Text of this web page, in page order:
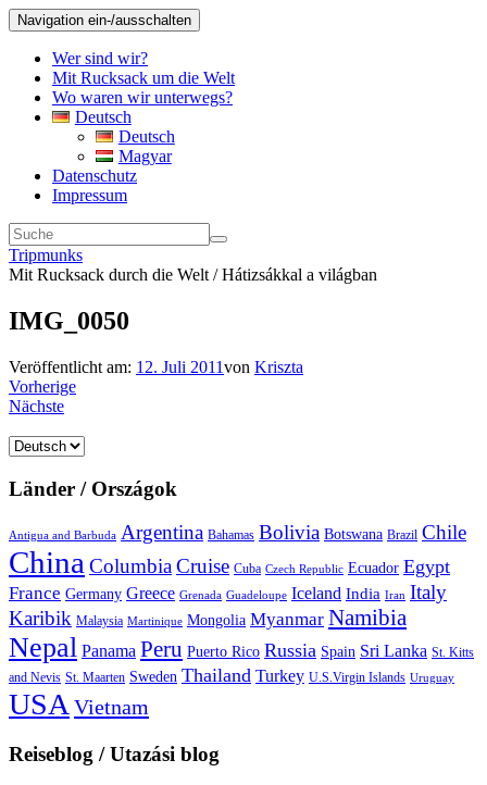
Navigation ein-/ausschalten
Wer sind wir?
Mit Rucksack um die Welt
Wo waren wir unterwegs?
Deutsch
Deutsch
Magyar
Datenschutz
Impressum
Tripmunks
Mit Rucksack durch die Welt / Hátizsákkal a világban
IMG_0050
Veröffentlicht am: 12. Juli 2011von Kriszta
Vorherige
Nächste
Sprache
Länder / Országok
Antigua and Barbuda Argentina Bahamas Bolivia Botswana Brazil Chile
China ColumbiaCruise Cuba Czech Republic Ecuador Egypt
France Germany Greece Grenada Guadeloupe Iceland India Iran Italy
Karibik Malaysia Martinique Mongolia Myanmar Namibia
Nepal Panama Peru Puerto Rico Russia Spain Sri Lanka St. Kitts
and Nevis St. Maarten Sweden Thailand Turkey U.S.Virgin Islands Uruguay
USAVietnam
Reiseblog / Utazási blog